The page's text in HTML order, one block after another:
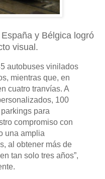
y Bélgica logró
visual.
autobuses vinilados
mientras que, en
cuatro tranvías. A
100
para
compromiso con
una amplia
al obtener más de
tan solo tres años”,